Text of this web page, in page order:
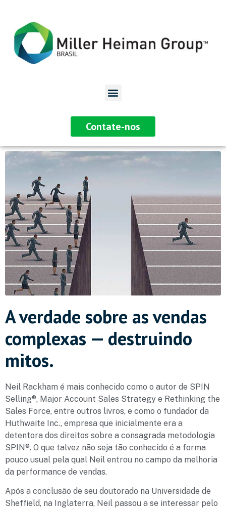
Contate-nos
A verdade sobre as vendas
complexas — destruindo
mitos.
Neil Rackham é mais conhecido como o autor de SPIN
Selling®, Major Account Sales Strategy e Rethinking the
Sales Force, entre outros livros, e como o fundador da
Huthwaite Inc., empresa que inicialmente era a
detentora dos direitos sobre a consagrada metodologia
SPIN®. O que talvez não seja tão conhecido é a forma
pouco usual pela qual Neil entrou no campo da melhoria
da performance de vendas.
Após a conclusão de seu doutorado na Universidade de
Sheffield, na Inglaterra, Neil passou a se interessar pelo